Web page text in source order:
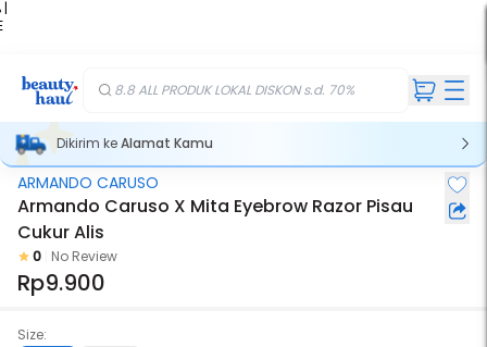
|
8.8 ALL PRODUK LOKAL DISKON s.d. 70%
Dikirim keAlamat Kamu
Stok Habis
ARMANDO CARUSO
Armando Caruso X Mita Eyebrow Razor Pisau
Cukur Alis
0 No Review
Rp9.900
Size: